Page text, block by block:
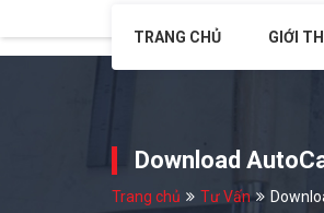
TRANG CHỦ GIỚI
Download
Trang chủ Tư Vấn